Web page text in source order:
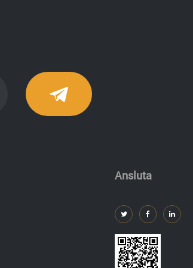
Ansluta